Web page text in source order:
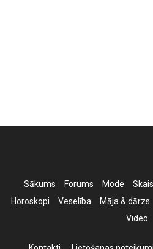
Sākums Forums Mode
Horoskopi
Veselība Māja & dārzs
Video